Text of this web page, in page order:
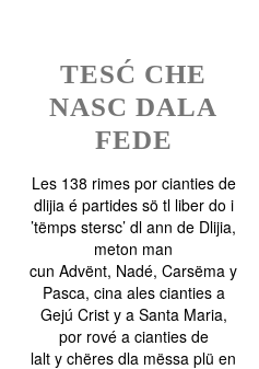
TESĆ CHE
NASC DALA
FEDE
Les 138 rimes por cianties de
dlijia é partides sö tl liber do i
’tëmps stersc’ dl ann de Dlijia,
meton man
cun Advënt, Nadé, Carsëma y
Pasca, cina ales cianties a
Gejú Crist y a Santa Maria,
por rové a cianties de
lalt y chëres dla mëssa plü en